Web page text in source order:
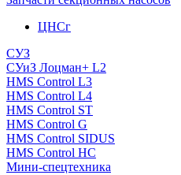
ЦНСг
СУЗ
СУиЗ Лоцман+ L2
HMS Control L3
HMS Control L4
HMS Control ST
HMS Control G
HMS Control SIDUS
HMS Control HC
Мини-спецтехника